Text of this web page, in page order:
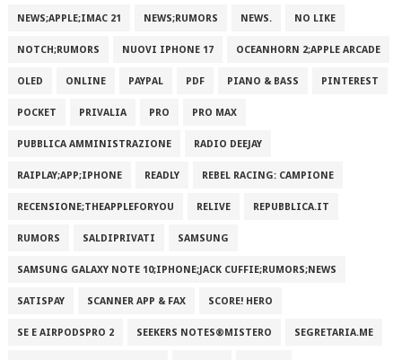
NEWS;APPLE;IMAC 21 NEWS;RUMORS NEWS. NO LIKE
NOTCH;RUMORS NUOVI IPHONE 17 OCEANHORN 2;APPLE ARCADE
OLED ONLINE PAYPAL PDF PIANO & BASS PINTEREST
POCKET PRIVALIA PRO PRO MAX
PUBBLICA AMMINISTRAZIONE RADIO DEEJAY
RAIPLAY;APP;IPHONE READLY REBEL RACING: CAMPIONE
RECENSIONE;THEAPPLEFORYOU RELIVE REPUBBLICA.IT
RUMORS SALDIPRIVATI SAMSUNG
SAMSUNG GALAXY NOTE 10;IPHONE;JACK CUFFIE;RUMORS;NEWS
SATISPAY SCANNER APP & FAX SCORE! HERO
SE E AIRPODSPRO 2 SEEKERS NOTES®MISTERO SEGRETARIA.ME